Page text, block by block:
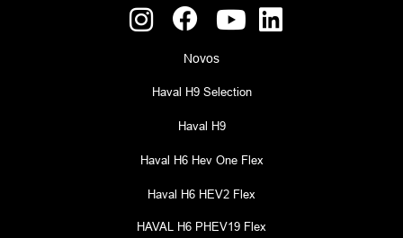
Novos
Haval H9 Selection
Haval H9
Haval H6 Hev One Flex
Haval H6 HEV2 Flex
HAVAL H6 PHEV19 Flex